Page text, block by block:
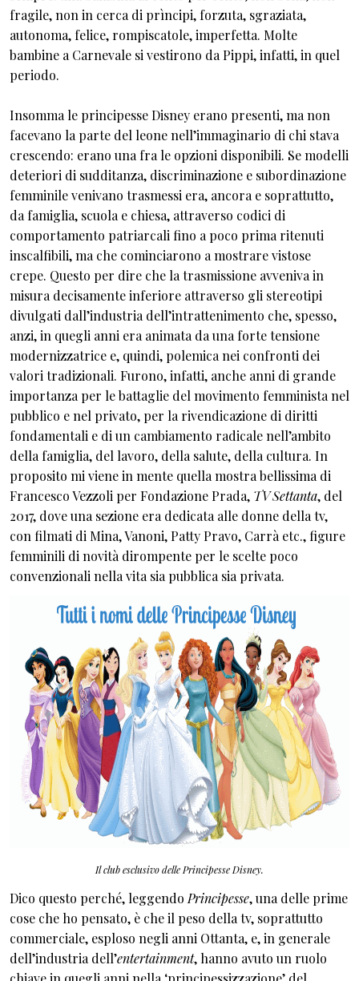
fragile, non in cerca di prìncipi, forzuta, sgraziata,
autonoma, felice, rompiscatole, imperfetta. Molte
bambine a Carnevale si vestirono da Pippi, infatti, in quel
periodo.
Insomma le principesse Disney erano presenti, ma non
facevano la parte del leone nell’immaginario di chi stava
crescendo: erano una fra le opzioni disponibili. Se modelli
deteriori di sudditanza, discriminazione e subordinazione
femminile venivano trasmessi era, ancora e soprattutto,
da famiglia, scuola e chiesa, attraverso codici di
comportamento patriarcali fino a poco prima ritenuti
inscalfibili, ma che cominciarono a mostrare vistose
crepe. Questo per dire che la trasmissione avveniva in
misura decisamente inferiore attraverso gli stereotipi
divulgati dall’industria dell’intrattenimento che, spesso,
anzi, in quegli anni era animata da una forte tensione
modernizzatrice e, quindi, polemica nei confronti dei
valori tradizionali. Furono, infatti, anche anni di grande
importanza per le battaglie del movimento femminista nel
pubblico e nel privato, per la rivendicazione di diritti
fondamentali e di un cambiamento radicale nell’ambito
della famiglia, del lavoro, della salute, della cultura. In
proposito mi viene in mente quella mostra bellissima di
Francesco Vezzoli per Fondazione Prada, TV Settanta, del
2017, dove una sezione era dedicata alle donne della tv,
con filmati di Mina, Vanoni, Patty Pravo, Carrà etc., figure
femminili di novità dirompente per le scelte poco
convenzionali nella vita sia pubblica sia privata.
Il club esclusivo delle Principesse Disney.
Dico questo perché, leggendo Principesse, una delle prime
cose che ho pensato, è che il peso della tv, soprattutto
commerciale, esploso negli anni Ottanta, e, in generale
dell’industria dell’entertainment, hanno avuto un ruolo